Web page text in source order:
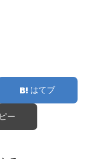
はてブ
ー